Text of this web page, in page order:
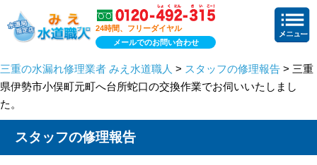
24時間、フリーダイヤル
メールでのお問い合わせ
三重の水漏れ修理業者 みえ水道職人 > スタッフの修理報告 > 三重
県伊勢市小俣町元町へ台所蛇口の交換作業でお伺いいたしまし
た。
スタッフの修理報告